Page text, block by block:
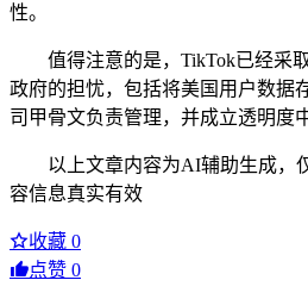
性。
值得注意的是，TikTok已经采
政府的担忧，包括将美国用户数据
司甲骨文负责管理，并成立透明度
以上文章内容为AI辅助生成，
容信息真实有效
收藏 0
点赞 0